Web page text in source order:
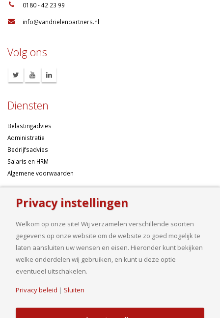
0180 - 42 23 99
info@vandrielenpartners.nl
Volg ons
Diensten
Belastingadvies
Administratie
Bedrijfsadvies
Salaris en HRM
Algemene voorwaarden
Over ons
Ondernemen betekent risico’s nemen, maar dan liefst wel zo
samengesteld mogelijk. Of u nu een onderneming wilt starten met een
goed financieel plan, uw bedrijf wilt uitbreiden op basis van gedegen
cijfers, uw jaarcijfers samengesteld wilt hebben of een helder advies
nodig heeft, bij ons bent u aan het goede adres.
© Copyright 2019. Van Driel en Partners B.V.| Realisatie
Privacy instellingen
Welkom op onze site! Wij verzamelen verschillende soorten
gegevens op onze website om de website zo goed mogelijk te
laten aansluiten uw wensen en eisen. Hieronder kunt bekijken
welke onderdelen wij gebruiken, en kunt u deze optie
eventueel uitschakelen.
Privacy beleid | Sluiten